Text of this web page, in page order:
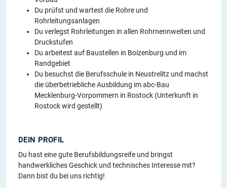
Du prüfst und wartest die Rohre und
Rohrleitungsanlagen
Du verlegst Rohrleitungen in allen Rohrnennweiten und
Druckstufen
Du arbeitest auf Baustellen in Boizenburg und im
Randgebiet
Du besuchst die Berufsschule in Neustrelitz und machst
die überbetriebliche Ausbildung im abc-Bau
Mecklenburg-Vorpommern in Rostock (Unterkunft in
Rostock wird gestellt)
DEIN PROFIL
Du hast eine gute Berufsbildungsreife und bringst
handwerkliches Geschick und technisches Interesse mit?
Dann bist du bei uns richtig!